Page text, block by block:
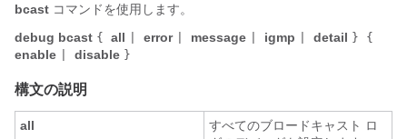
bcast コマンドを使用します。
debug bcast { all error message igmp detail } {
enable disable }
構文の説明
all
すべてのブロードキャスト ロ